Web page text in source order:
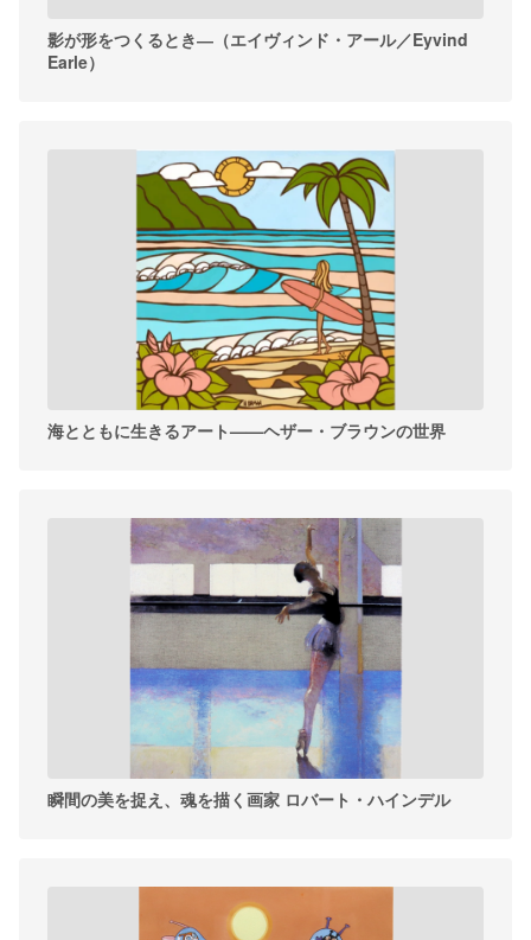
影が形をつくるとき―（エイヴィンド・アール／Eyvind
Earle）
海とともに生きるアート——ヘザー・ブラウンの世界
瞬間の美を捉え、魂を描く画家 ロバート・ハインデル